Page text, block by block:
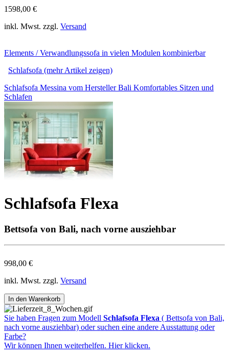
1598,00 €
inkl. Mwst. zzgl. Versand
Elements / Verwandlungssofa in vielen Modulen kombinierbar
Schlafsofa (mehr Artikel zeigen)
Schlafsofa Messina vom Hersteller Bali Komfortables Sitzen und
Schlafen
Schlafsofa Flexa
Bettsofa von Bali, nach vorne ausziehbar
998,00 €
inkl. Mwst. zzgl. Versand
Sie haben Fragen zum Modell Schlafsofa Flexa ( Bettsofa von Bali,
nach vorne ausziehbar) oder suchen eine andere Ausstattung oder
Farbe?
Wir können Ihnen weiterhelfen. Hier klicken.